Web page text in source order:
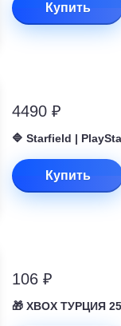
Купить
4490 ₽
🔷 Starfield |
Купить
106 ₽
🎁 XBOX ТУРЦИЯ